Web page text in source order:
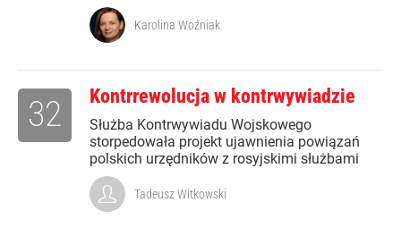
Karolina Woźniak
Kontrrewolucja w kontrwywiadzie
Służba Kontrwywiadu Wojskowego
storpedowała projekt ujawnienia powiązań
polskich urzędników z rosyjskimi służbami
32
Tadeusz Witkowski